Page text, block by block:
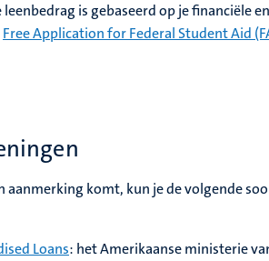
is gebaseerd op je financiële
Free Application for Federal Student Aid
aanmerking komt, kun je de volgende
Loans: het Amerikaanse ministerie